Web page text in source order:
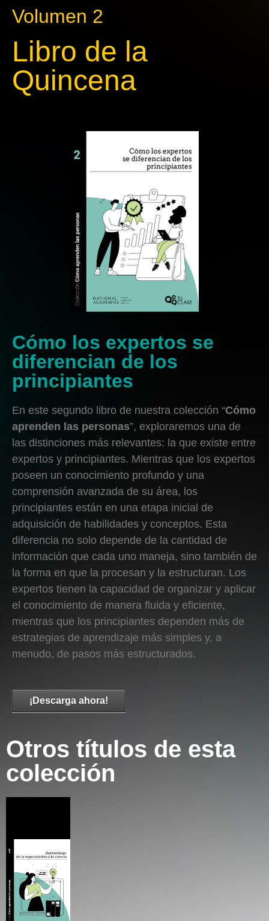
Volumen 2
Libro de la
Quincena
Cómo los expertos se
diferencian de los
principiantes
En este segundo libro de nuestra colección “Cómo
aprenden las personas”, exploraremos una de
las distinciones más relevantes: la que existe entre
expertos y principiantes. Mientras que los expertos
poseen un conocimiento profundo y una
comprensión avanzada de su área, los
principiantes están en una etapa inicial de
adquisición de habilidades y conceptos. Esta
diferencia no solo depende de la cantidad de
información que cada uno maneja, sino también de
la forma en que la procesan y la estructuran. Los
expertos tienen la capacidad de organizar y aplicar
el conocimiento de manera fluida y eficiente,
mientras que los principiantes dependen más de
estrategias de aprendizaje más simples y, a
menudo, de pasos más estructurados.
¡Descarga ahora!
Otros títulos de esta
colección